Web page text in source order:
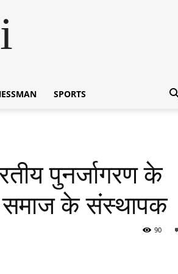
SPORTS
पुनर्जागरण के
समाज के संस्थापक
90